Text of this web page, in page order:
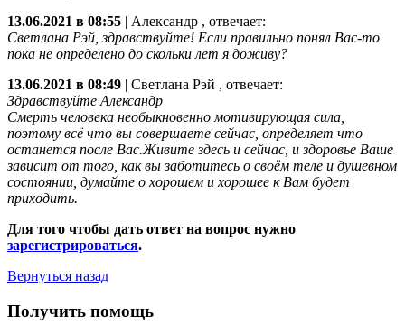
13.06.2021 в 08:55
Александр , отвечает:
Светлана Рэй, здравствуйте! Если правильно понял Вас-то
пока не определено до скольки лет я доживу?
13.06.2021 в 08:49
Светлана Рэй , отвечает:
Здравствуйте Александр
Смерть человека необыкновенно мотивирующая сила,
поэтому всё что вы совершаете сейчас, определяет что
останется после Вас.Живите здесь и сейчас, и здоровье Ваше
зависит от того, как вы заботитесь о своём теле и душевном
состоянии, думайте о хорошем и хорошее к Вам будет
приходить.
Для того чтобы дать ответ на вопрос нужно
зарегистрироваться.
Вернуться назад
Получить помощь